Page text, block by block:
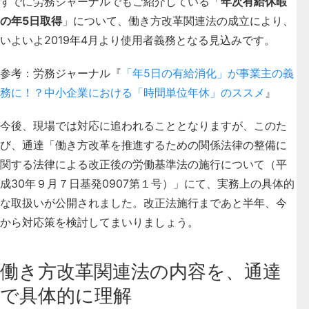
の年5日取得」について、働き方改革関連法の成立により、
いよいよ2019年4月より使用者義務となる見込みです。
参考：労務ジャーナル『 「年5日の有給消化」が事業主の義
務に！？中小企業における「時間単位年休」のススメ 』
今後、現場では対応に追われることとなりますが、 このた
び、通達「働き方改革を推進するための関係法律の整備に
関する法律による改正後の労働基準法の施行について（平
成30年９月７日基発0907第１号）」にて、実務上の具体的
な取扱いが公開されました。 改正法施行まであと半年、今
から対応策を検討してまいりましょう。
働き方改革関連法の内容を、通達
で具体的に理解